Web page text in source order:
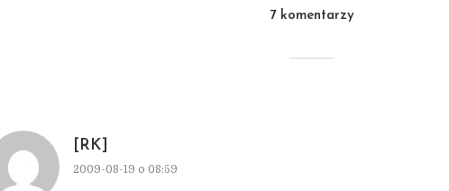
7 komentarzy
[RK]
2009-08-19 o 08:59